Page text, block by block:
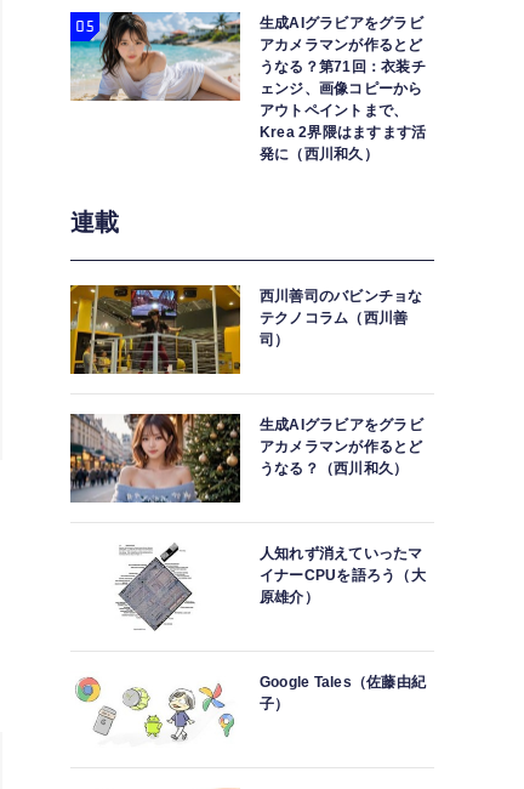
生成AIグラビアをグラビ
アカメラマンが作るとど
うなる？第71回：衣装チ
ェンジ、画像コピーから
アウトペイントまで、
Krea 2界隈はますます活
発に（西川和久）
連載
西川善司のバビンチョな
テクノコラム（西川善
司）
生成AIグラビアをグラビ
アカメラマンが作るとど
うなる？（西川和久）
人知れず消えていったマ
イナーCPUを語ろう（大
原雄介）
Google Tales（佐藤由紀
子）